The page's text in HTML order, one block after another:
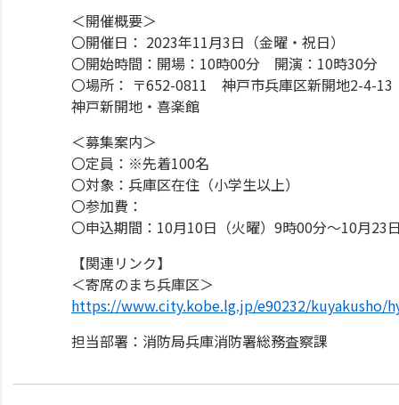
＜開催概要＞
〇開催日： 2023年11月3日（金曜・祝日）
〇開始時間：開場：10時00分 開演：10時30分
〇場所： 〒652-0811 神戸市兵庫区新開地2-4-13
神戸新開地・喜楽館
＜募集案内＞
〇定員：※先着100名
〇対象：兵庫区在住（小学生以上）
〇参加費：
〇申込期間：10月10日（火曜）9時00分～10月23
【関連リンク】
＜寄席のまち兵庫区＞
https://www.city.kobe.lg.jp/e90232/
担当部署：消防局兵庫消防署総務査察課